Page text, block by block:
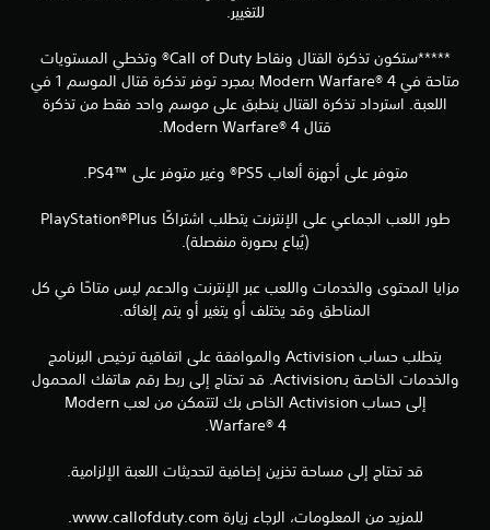
للتغيير.
*****ستكون تذكرة القتال ونقاط Call of Duty® وتخطي المستويات
متاحة في Modern Warfare® 4 بمجرد توفر تذكرة قتال الموسم 1 في
اللعبة. استرداد تذكرة القتال ينطبق على موسم واحد فقط من تذكرة
قتال Modern Warfare® 4.
متوفر على أجهزة ألعاب PS5® وغير متوفر على PS4™‎.
(يُباع بصورة منفصلة).
مزايا المحتوى والخدمات واللعب عبر الإنترنت والدعم ليس متاحًا في كل
المناطق وقد يختلف أو يتغير أو يتم إلغائه.
يتطلب حساب Activision والموافقة على اتفاقية ترخيص البرنامج
والخدمات الخاصة بـActivision. قد تحتاج إلى ربط رقم هاتفك المحمول
إلى حساب Activision الخاص بك لتتمكن من لعب Modern
Warfare® 4.
قد تحتاج إلى مساحة تخزين إضافية لتحديثات اللعبة الإلزامية.
للمزيد من المعلومات، الرجاء زيارة www.callofduty.com.